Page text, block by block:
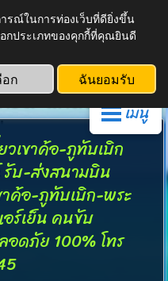
ภาษาไทย English
หมา แท็กซี่
ง โรงแรม สนาม
วัด แหล่งท่องเมนู
เขาค้อ-ภูทับเบิก
รับ-ส่งสนามบิน
ค้อ-ภูทับเบิก-พระ
ร์เย็น คนขับ
อดภัย 100% โทร
รณ์ในการท่องเว็บที่ดียิ่งขึ้น
กประเภทของคุกกี้ที่คุณยินดี
อก ฉันยอมรับ